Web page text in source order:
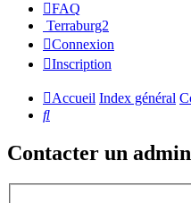
FAQ
Terraburg2
Connexion
Inscription
Accueil Index général
Rechercher
Contacter un